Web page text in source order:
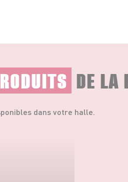
DE LA
dans votre halle.